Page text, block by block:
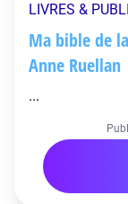
LIVRES &
Ma bible de
Anne Ruellan
...